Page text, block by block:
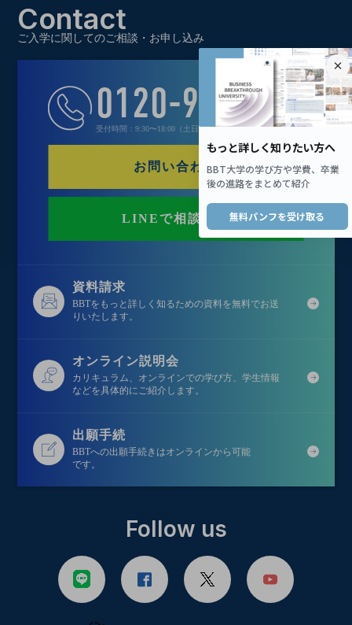
Contact
ご入学に関してのご相談・お申し込み
0120-970-021
受付時間：9:30〜18:00（土日祝定休）
お問い合わせ
LINEで相談する
資料請求
BBTをもっと詳しく知るための資料を無料でお送
りいたします。
オンライン説明会
カリキュラム、オンラインでの学び方、学生情報
などを具体的にご紹介します。
出願手続
BBTへの出願手続きはオンラインから可能
です。
Follow us